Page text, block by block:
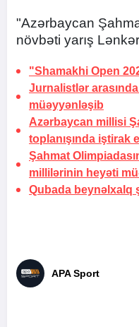
"Azərbaycan
növbəti yarış
"Shamakhi Open
Jurnalistlər
müəyyənləşib
Azərbaycan millisi
toplanışında iştirak
Şahmat
millilərinin heyəti
Qubada beynəlxalq
APA Sport